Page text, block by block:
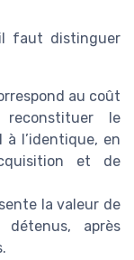
faut distinguer
au coût
le
à l’identique, en
et de
la valeur de
détenus, après